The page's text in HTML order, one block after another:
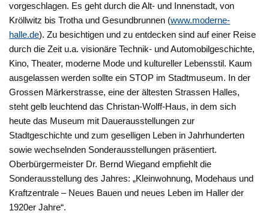
vorgeschlagen. Es geht durch die Alt- und Innenstadt, von
Kröllwitz bis Trotha und Gesundbrunnen (www.moderne-
halle.de). Zu besichtigen und zu entdecken sind auf einer Reise
durch die Zeit u.a. visionäre Technik- und Automobilgeschichte,
Kino, Theater, moderne Mode und kultureller Lebensstil. Kaum
ausgelassen werden sollte ein STOP im Stadtmuseum. In der
Grossen Märkerstrasse, eine der ältesten Strassen Halles,
steht gelb leuchtend das Christan-Wolff-Haus, in dem sich
heute das Museum mit Dauerausstellungen zur
Stadtgeschichte und zum geselligen Leben in Jahrhunderten
sowie wechselnden Sonderausstellungen präsentiert.
Oberbürgermeister Dr. Bernd Wiegand empfiehlt die
Sonderausstellung des Jahres: „Kleinwohnung, Modehaus und
Kraftzentrale – Neues Bauen und neues Leben im Haller der
1920er Jahre“.